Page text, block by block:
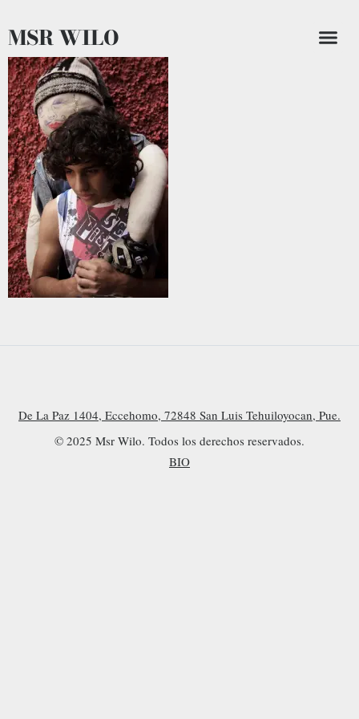
MSR WILO
De La Paz 1404, Eccehomo, 72848 San Luis Tehuiloyocan, Pue.
© 2025 Msr Wilo. Todos los derechos reservados.
BIO